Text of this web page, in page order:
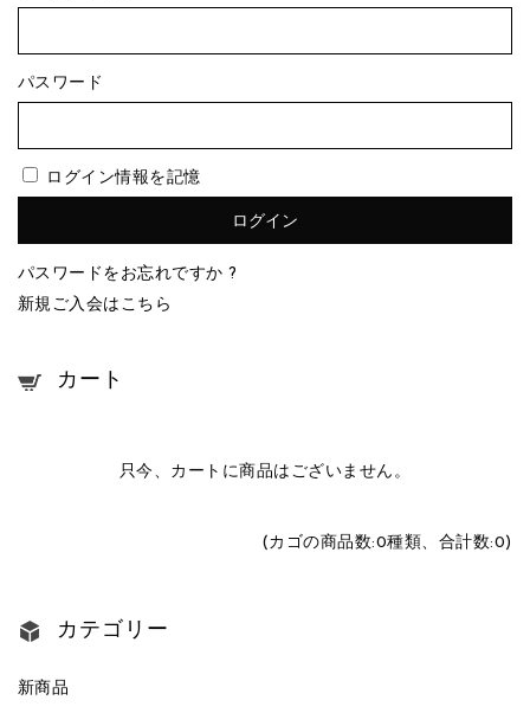
パスワード
ログイン情報を記憶
パスワードをお忘れですか ?
新規ご入会はこちら
カート
只今、カートに商品はございません。
(カゴの商品数:0種類、合計数:0)
カテゴリー
新商品